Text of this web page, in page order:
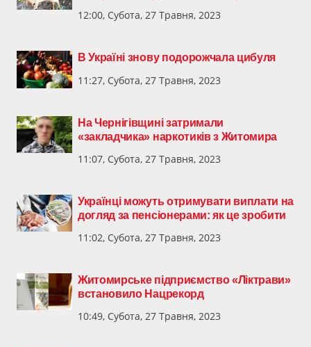
12:00, Субота, 27 Травня, 2023
В Україні знову подорожчала цибуля
11:27, Субота, 27 Травня, 2023
На Чернігівщині затримали
«закладчика» наркотиків з Житомира
11:07, Субота, 27 Травня, 2023
Українці можуть отримувати виплати на
догляд за пенсіонерами: як це зробити
11:02, Субота, 27 Травня, 2023
Житомирське підприємство «Ліктрави»
встановило Нацрекорд
10:49, Субота, 27 Травня, 2023